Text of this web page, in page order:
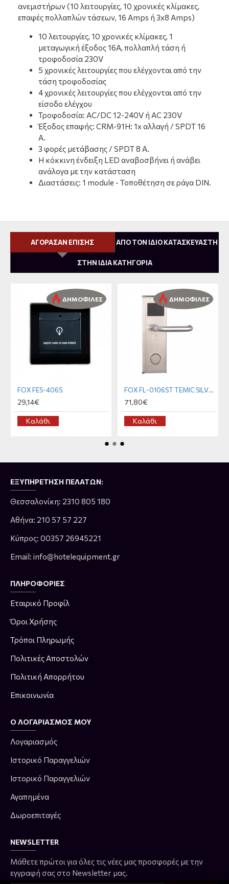
ανεμιστήρων (10 λειτουργίες, 10 χρονικές κλίμακες,
επαφές πολλαπλών τάσεων, 16 Amps ή 3x8 Amps)
10 λειτουργίες, 10 χρονικές κλίμακες, 1
μεταγωγική έξοδος 16A, πολλαπλή τάση ή
τροφοδοσία 230V
5 χρονικές λειτουργίες που ελέγχονται από την
τάση τροφοδοσίας
4 χρονικές λειτουργίες που ελέγχονται από την
είσοδο ελέγχου
Τροφοδοσία: AC/DC 12-240V ή AC 230V
Έξοδος επαφής: CRM-91H: 1x αλλαγή / SPDT 16
A.
3 φορές μετάβασης / SPDT 8 A.
Η κόκκινη ένδειξη LED αναβοσβήνει ή ανάβει
ανάλογα με την κατάσταση
Διαστάσεις: 1 module - Τοποθέτηση σε ράγα DIN.
ΑΓΟΡΑΣΑΝ ΕΠΙΣΗΣ ΑΠΟ ΤΟΝ ΙΔΙΟ ΚΑΤΑΣΚΕΥΑΣΤΗ
ΣΤΗΝ ΙΔΙΑ ΚΑΤΗΓΟΡΙΑ
ΔΗΜΟΦΙΛΕΣ
FOX FES-406S
29,14€
Καλάθι
ΔΗΜΟΦΙΛΕΣ
FOX FL-0106ST TEMIC SILVER
71,80€
Καλάθι
ΕΞΥΠΗΡΈΤΗΣΗ ΠΕΛΑΤΏΝ:
Θεσσαλονίκη: 2310 805 180
Αθήνα: 210 57 57 227
Κύπρος: 00357 26945221
Email: info@hotelequipment.gr
ΠΛΗΡΟΦΟΡΊΕΣ
Εταιρικό Προφίλ
Όροι Χρήσης
Τρόποι Πληρωμής
Πολιτικές Αποστολών
Πολιτική Απορρήτου
Επικοινωνία
Ο ΛΟΓΑΡΙΑΣΜΌΣ ΜΟΥ
Λογαριασμός
Ιστορικό Παραγγελιών
Ιστορικό Παραγγελιών
Αγαπημένα
Δωροεπιταγές
NEWSLETTER
Μάθετε πρώτοι για όλες τις νέες μας προσφορές με την
εγγραφή σας στο Newsletter μας.